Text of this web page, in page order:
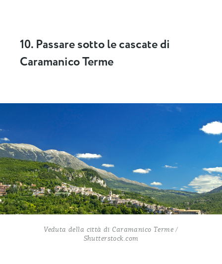
10. Passare sotto le cascate di
Caramanico Terme
Veduta della città di Caramanico Terme /
Shutterstock.com